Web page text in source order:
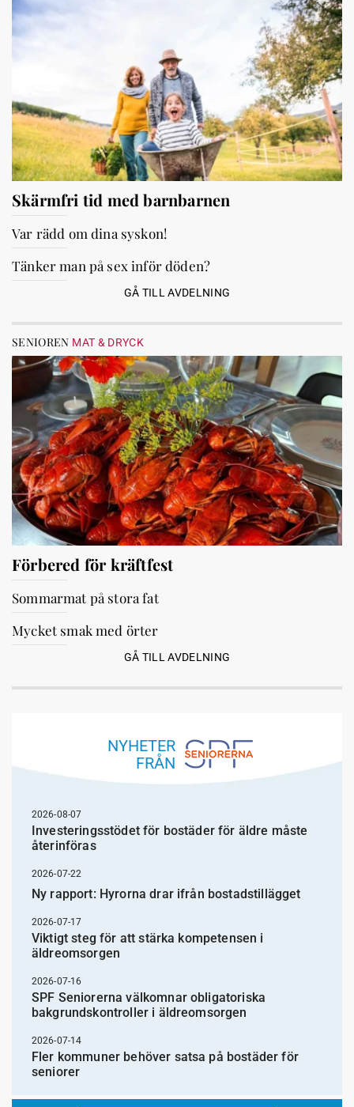
Skärmfri tid med barnbarnen
Var rädd om dina syskon!
Tänker man på sex inför döden?
GÅ TILL AVDELNING
SENIOREN MAT & DRYCK
Förbered för kräftfest
Sommarmat på stora fat
Mycket smak med örter
GÅ TILL AVDELNING
NYHETER
FRÅN
2026-08-07
Investeringsstödet för bostäder för äldre måste
återinföras
2026-07-22
Ny rapport: Hyrorna drar ifrån bostadstillägget
2026-07-17
Viktigt steg för att stärka kompetensen i
äldreomsorgen
2026-07-16
SPF Seniorerna välkomnar obligatoriska
bakgrundskontroller i äldreomsorgen
2026-07-14
Fler kommuner behöver satsa på bostäder för
seniorer